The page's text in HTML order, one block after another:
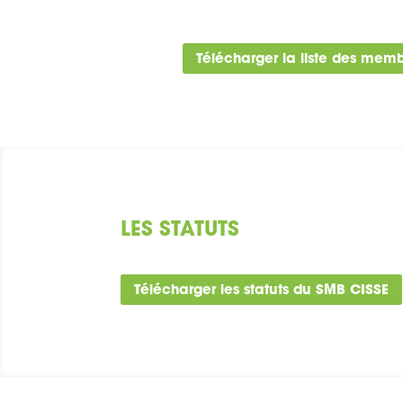
Télécharger la liste des
LES STATUTS
Télécharger les statuts du SMB CISSE